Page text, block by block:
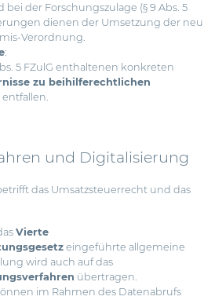
bei der Forschungszulage (§ 9 Abs. 5
dienen der Umsetzung der neu
Verordnung.
:
5 FZulG enthaltenen konkreten
zu beihilferechtlichen
entfallen.
und Digitalisierung
das Umsatzsteuerrecht und das
Vierte
eingeführte allgemeine
wird auch auf das
übertragen.
im Rahmen des Datenabrufs